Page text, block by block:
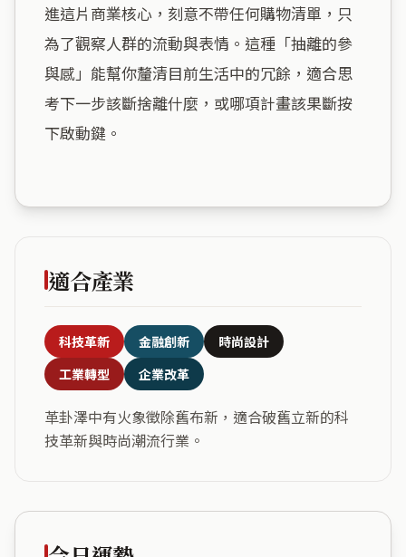
進這片商業核心，刻意不帶任何購物清單，只
為了觀察人群的流動與表情。這種「抽離的參
與感」能幫你釐清目前生活中的冗餘，適合思
考下一步該斷捨離什麼，或哪項計畫該果斷按
下啟動鍵。
適合產業
科技革新 金融創新
時尚設計
工業轉型
企業改革
革卦澤中有火象徵除舊布新，適合破舊立新的科
技革新與時尚潮流行業。